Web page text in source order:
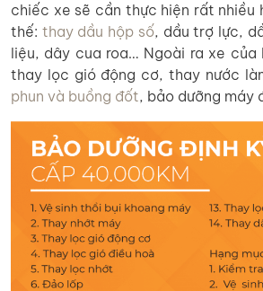
chiếc xe sẽ cần thực hiện rất nhiều
thế: thay dầu hộp số, dầu trợ lực,
liệu, dây cua roa… Ngoài ra xe của
thay lọc gió động cơ, thay nước
phun và buồng đốt, bảo dưỡng máy